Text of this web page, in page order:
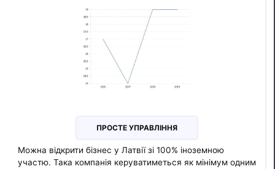
ПРОСТЕ УПРАВЛІННЯ
Можна відкрити бізнес у Латвії зі 100% іноземною
участю. Така компанія керуватиметься як мінімум одним